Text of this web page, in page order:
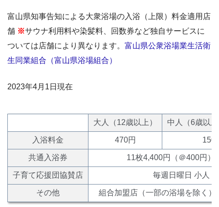
富山県知事告知による大衆浴場の入浴（上限）料金適用店
舗 ※サウナ利用料や染髪料、回数券など独自サービスに
ついては店舗により異なります。 富山県公衆浴場業生活衛
生同業組合（富山県浴場組合）
2023年4月1日現在
大人（12歳以上） 中人（6歳以
入浴料金 470円 150
共通入浴券 11枚4,400円（＠400円）
子育て応援団協賛店 毎週日曜日 小人
その他 組合加盟店（一部の浴場を除く